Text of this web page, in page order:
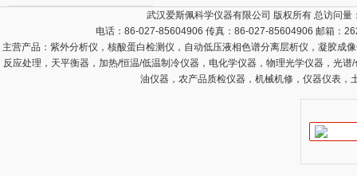
武汉爱斯佩科学仪器有限公司 版权所有 总访问量
电话：86-027-85604906 传真：86-027-85604906 邮箱：
主营产品： 紫外分析仪，核酸蛋白检测仪，自动低压液相色谱分离层析仪，凝胶成
反应处理，天平衡器，加热/恒温/低温制冷仪器，电化学仪器，物理光学仪器，光
油仪器，农产品质检仪器，机械机修，仪器仪表，